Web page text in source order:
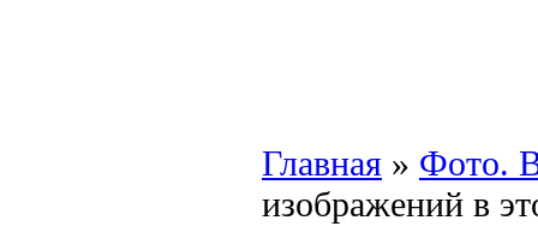
Главная » Фото.
изображений в